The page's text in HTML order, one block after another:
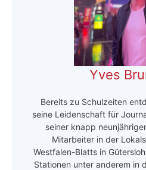
Yves
Bereits zu Schulzeiten
seine Leidenschaft für
seiner knapp
Mitarbeiter in der
Westfalen-Blatts in
Stationen unter anderem in